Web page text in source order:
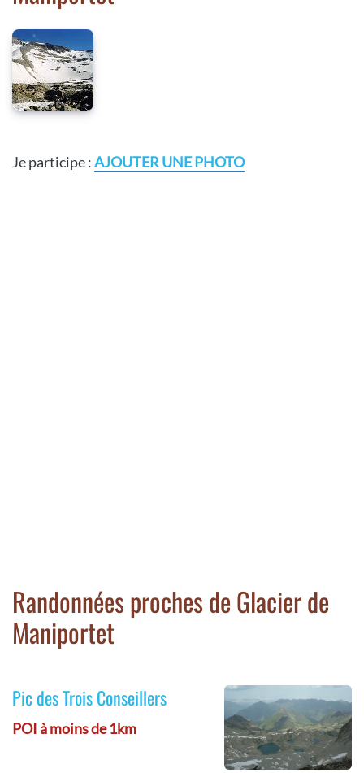
Je participe :AJOUTER UNE PHOTO
Randonnées proches de Glacier de
Maniportet
Pic des Trois Conseillers
POI à moins de 1km